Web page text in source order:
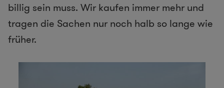
billig sein muss. Wir kaufen immer mehr und
tragen die Sachen nur noch halb so lange wie
früher.